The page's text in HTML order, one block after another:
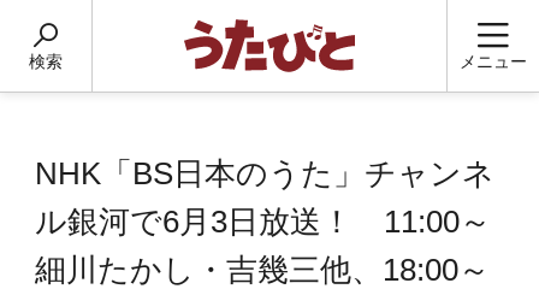
検索 メニュー
NHK「BS日本のうた」チャンネ
ル銀河で6月3日放送！ 11:00～
細川たかし・吉幾三他、18:00～